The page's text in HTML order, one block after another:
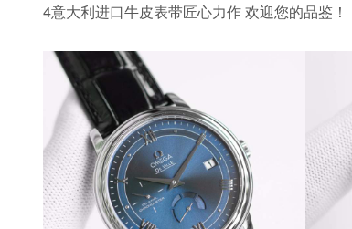
4意大利进口牛皮表带匠心力作 欢迎您的品鉴！